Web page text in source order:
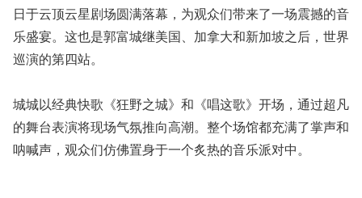
日于云顶云星剧场圆满落幕，为观众们带来了一场震撼的音
乐盛宴。这也是郭富城继美国、加拿大和新加坡之后，世界
巡演的第四站。
城城以经典快歌《狂野之城》和《唱这歌》开场，通过超凡
的舞台表演将现场气氛推向高潮。整个场馆都充满了掌声和
呐喊声，观众们仿佛置身于一个炙热的音乐派对中。